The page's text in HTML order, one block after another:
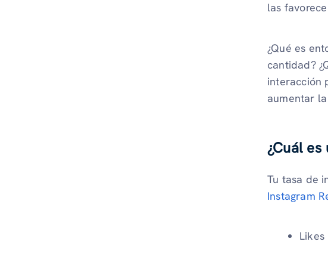
las
¿Qué es
cantidad?
interacción
aumentar
¿Cuál
Tu tasa de
Instagram
Likes